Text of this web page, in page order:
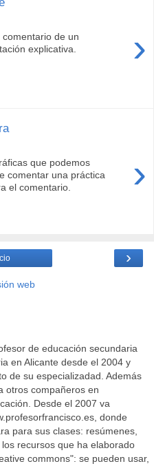
›
de un
explicativa.
›
que podemos
comentar una práctica
el comentario.
›
web
de educación secundaria
en Alicante desde el 2004 y
de su especializadad. Además
otros compañeros en
Desde el 2007 va
donde
para sus clases: resúmenes,
recursos que ha elaborado
commons": se pueden usar,